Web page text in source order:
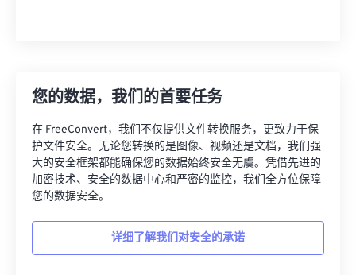
您的数据，我们的首要任务
在 FreeConvert，我们不仅提供文件转换服务，更致力于保
护文件安全。无论您转换的是图像、视频还是文档，我们强
大的安全框架都能确保您的数据始终安全无虞。凭借先进的
加密技术、安全的数据中心和严密的监控，我们全方位保障
您的数据安全。
详细了解我们对安全的承诺